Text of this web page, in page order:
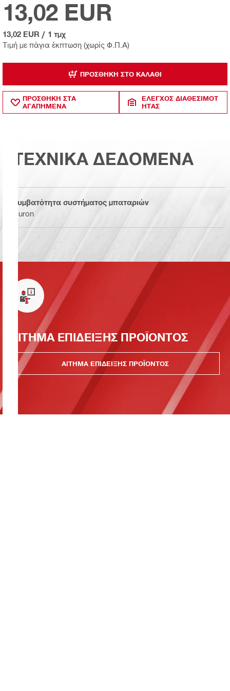
Τιμή με πάγια έκπτωση (χωρίς Φ.Π.Α)
13,02 EUR
13,02 EUR / 1 τμχ
ΠΡΟΣΘΉΚΗ ΣΤΟ ΚΑΛΆΘΙ
ΠΡΟΣΘΗΚΗ ΣΤΑ
ΑΓΑΠΗΜΕΝΑ
ΈΛΕΓΧΟΣ ΔΙΑΘΕΣΙΜΌΤ
ΗΤΑΣ
ΤΕΧΝΙΚΑ ΔΕΔΟΜΕΝΑ
Συμβατότητα συστήματος μπαταριών
Nuron
ΑΙΤΗΜΑ ΕΠΙΔΕΙΞΗΣ ΠΡΟΪΟΝΤΟΣ
ΑΙΤΗΜΑ ΕΠΙΔΕΙΞΗΣ ΠΡΟΪΟΝΤΟΣ